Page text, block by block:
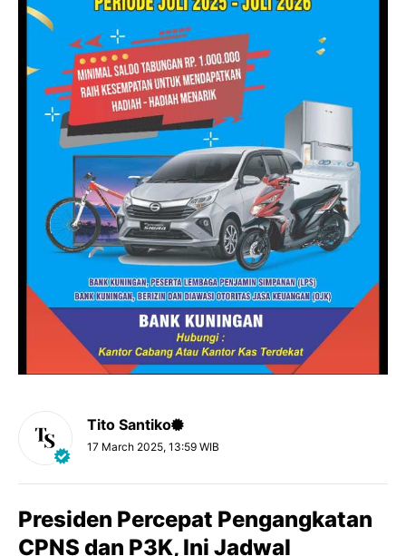
Tito Santiko
17 March 2025, 13:59 WIB
Presiden Percepat Pengangkatan
CPNS dan P3K, Ini Jadwal